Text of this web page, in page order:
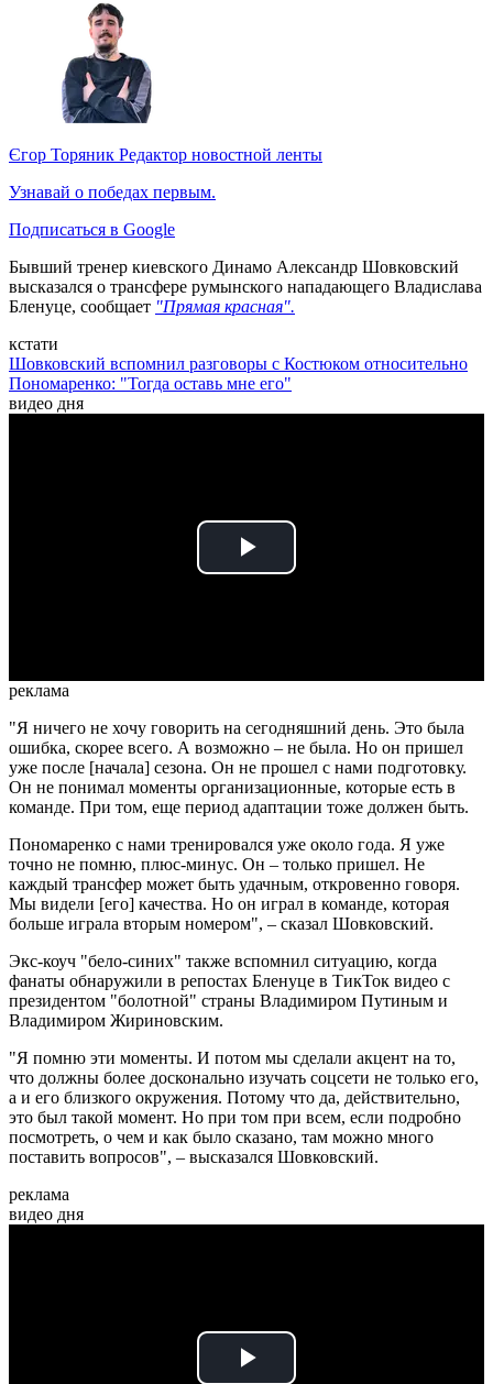
Єгор Торяник Редактор новостной ленты
Узнавай о победах первым.
Подписаться в Google
Бывший тренер киевского Динамо Александр Шовковский
высказался о трансфере румынского нападающего Владислава
Бленуце, сообщает "Прямая красная".
кстати
Шовковский вспомнил разговоры с Костюком относительно
Пономаренко: "Тогда оставь мне его"
видео дня
Play
реклама
"Я ничего не хочу говорить на сегодняшний день. Это была
ошибка, скорее всего. А возможно – не была. Но он пришел
уже после [начала] сезона. Он не прошел с нами подготовку.
Он не понимал моменты организационные, которые есть в
команде. При том, еще период адаптации тоже должен быть.
Пономаренко с нами тренировался уже около года. Я уже
точно не помню, плюс-минус. Он – только пришел. Не
каждый трансфер может быть удачным, откровенно говоря.
Мы видели [его] качества. Но он играл в команде, которая
больше играла вторым номером", – сказал Шовковский.
Экс-коуч "бело-синих" также вспомнил ситуацию, когда
фанаты обнаружили в репостах Бленуце в ТикТок видео с
президентом "болотной" страны Владимиром Путиным и
Владимиром Жириновским.
"Я помню эти моменты. И потом мы сделали акцент на то,
что должны более досконально изучать соцсети не только его,
а и его близкого окружения. Потому что да, действительно,
это был такой момент. Но при том при всем, если подробно
посмотреть, о чем и как было сказано, там можно много
поставить вопросов", – высказался Шовковский.
реклама
видео дня